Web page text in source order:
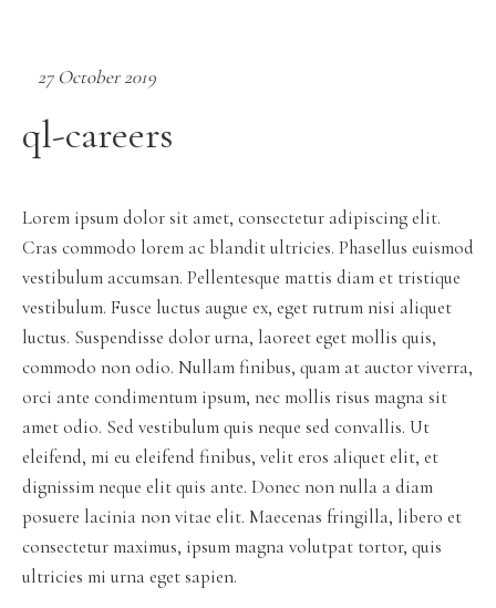
27 October 2019
ql-careers
Lorem ipsum dolor sit amet, consectetur adipiscing elit.
Cras commodo lorem ac blandit ultricies. Phasellus euismod
vestibulum accumsan. Pellentesque mattis diam et tristique
vestibulum. Fusce luctus augue ex, eget rutrum nisi aliquet
luctus. Suspendisse dolor urna, laoreet eget mollis quis,
commodo non odio. Nullam finibus, quam at auctor viverra,
orci ante condimentum ipsum, nec mollis risus magna sit
amet odio. Sed vestibulum quis neque sed convallis. Ut
eleifend, mi eu eleifend finibus, velit eros aliquet elit, et
dignissim neque elit quis ante. Donec non nulla a diam
posuere lacinia non vitae elit. Maecenas fringilla, libero et
consectetur maximus, ipsum magna volutpat tortor, quis
ultricies mi urna eget sapien.